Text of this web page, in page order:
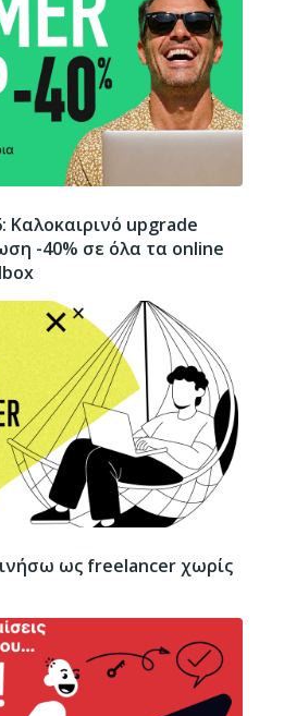
Καλοκαιρινό upgrade
-40% σε όλα τα online
ως freelancer χωρίς